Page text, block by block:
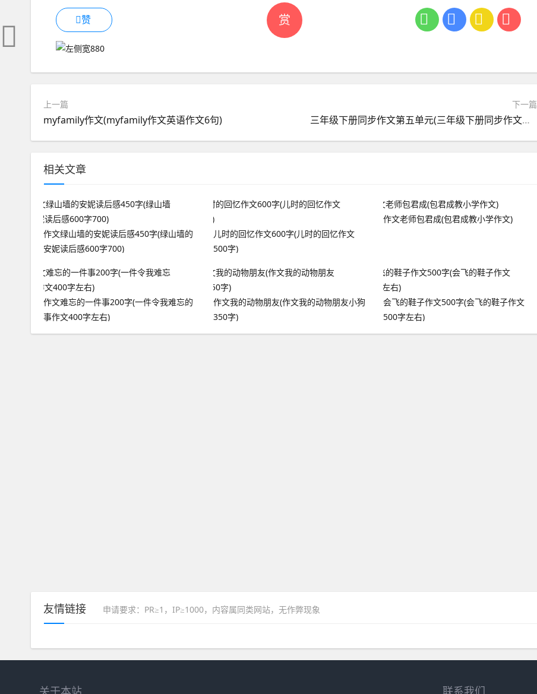
赏
赞
上一篇
myfamily作文(myfamily作文英语作文6句)
下一篇
三年级下册同步作文第五单元(三年级下册同步作文第五单元300字)
相关文章
作文绿山墙的安妮读后感450字(绿山墙的
安妮读后感600字700)
儿时的回忆作文600字(儿时的回忆作文
500字)
作文老师包君成(包君成教小学作文)
作文难忘的一件事200字(一件令我难忘的
事作文400字左右)
作文我的动物朋友(作文我的动物朋友小狗
350字)
会飞的鞋子作文500字(会飞的鞋子作文
500字左右)
友情链接 申请要求：PR≥1，IP≥1000，内容属同类网站，无作弊现象